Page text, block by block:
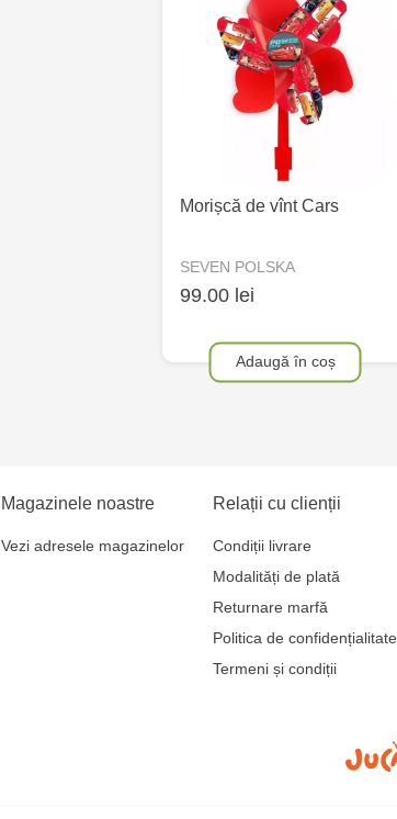
Morișcă de vînt Cars
SEVEN POLSKA
99.00 lei
Adaugă în coș
Magazinele noastre
Vezi adresele magazinelor
Relații cu clienții
Condiții livrare
Modalități de plată
Returnare marfă
Politica de confidențialitate
Termeni și condiții